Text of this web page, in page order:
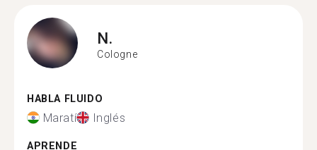
N.
Cologne
HABLA FLUIDO
Maratí Inglés
APRENDE